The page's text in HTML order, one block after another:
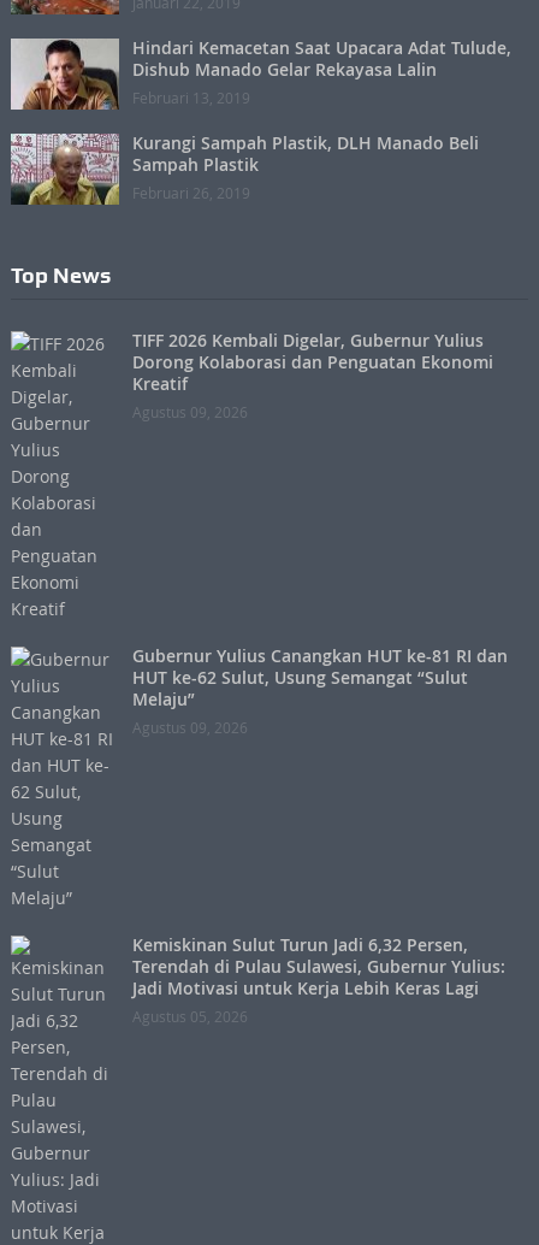
Hindari Kemacetan Saat Upacara Adat Tulude,
Dishub Manado Gelar Rekayasa Lalin
Februari 13, 2019
Kurangi Sampah Plastik, DLH Manado Beli
Sampah Plastik
Februari 26, 2019
Top News
TIFF 2026 Kembali Digelar, Gubernur Yulius
Dorong Kolaborasi dan Penguatan Ekonomi
Kreatif
Agustus 09, 2026
Gubernur Yulius Canangkan HUT ke-81 RI dan
HUT ke-62 Sulut, Usung Semangat “Sulut
Melaju”
Agustus 09, 2026
Kemiskinan Sulut Turun Jadi 6,32 Persen,
Terendah di Pulau Sulawesi, Gubernur Yulius:
Jadi Motivasi untuk Kerja Lebih Keras Lagi
Agustus 05, 2026